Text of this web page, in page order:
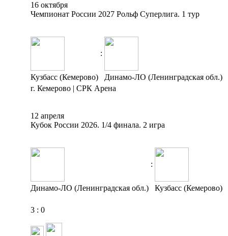
16 октября
Чемпионат России 2027 Рольф Суперлига. 1 тур
:
Кузбасс (Кемерово)
Динамо-ЛО (Ленинградская обл.)
г. Кемерово | СРК Арена
12 апреля
Кубок России 2026. 1/4 финала. 2 игра
:
Динамо-ЛО (Ленинградская обл.) Кузбасс (Кемерово)
3 : 0